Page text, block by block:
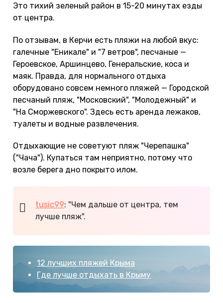
Это тихий зеленый район в 15-20 минутах езды
от центра.
По отзывам, в Керчи есть пляжи на любой вкус:
галечные "Еникале" и "7 ветров", песчаные —
Героевское, Аршинцево, Генеральские, коса и
маяк. Правда, для нормального отдыха
оборудовано совсем немного пляжей — Городской
песчаный пляж, "Московский", "Молодежный" и
"На Сморжевского". Здесь есть аренда лежаков,
туалеты и водные развлечения.
Отдыхающие не советуют пляж "Черепашка"
("Чача"). Купаться там неприятно, потому что
возле берега дно покрыто илом.
tusic99: "Чем дальше от центра, тем
лучше пляж".
12 лучших пляжей Крыма
Где лучше отдыхать в Крыму